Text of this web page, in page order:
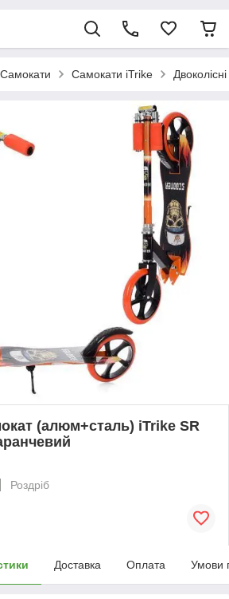
Самокати Самокати iTrike
(алюм+сталь) iTrike SR
Роздріб
Доставка Оплата Умови